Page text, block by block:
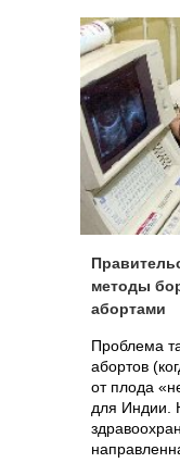
разработку
Дауна. Для
будет
методы
абортами
Проблема
абортов
от плода
для Индии.